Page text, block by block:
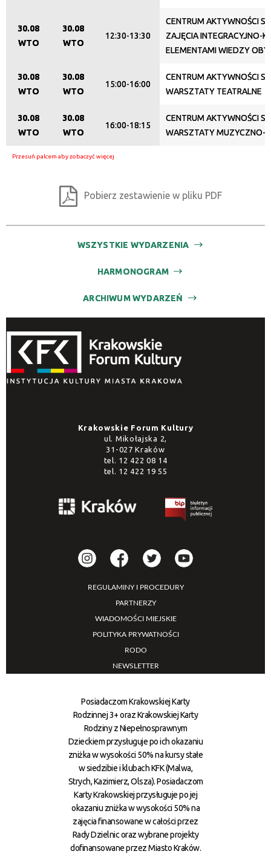
30.08
WTO
30.08
WTO
12:30-13:30
CENTRUM AKTYWNOŚCI
ZAJĘCIA INTEGRACYJNO-
ELEMENTAMI WIEDZY
30.08
WTO
30.08
WTO
15:00-16:00
CENTRUM AKTYWNOŚCI
WARSZTATY TEATRALNE
30.08
WTO
30.08
WTO
16:00-18:15
CENTRUM AKTYWNOŚCI
WARSZTATY MUZYCZNO-
Pobierz zestawienie w pliku PDF
WSZYSTKIE WYDARZENIA
HARMONOGRAM
ARCHIWUM WYDARZEŃ
Krakowskie Forum Kultury
ul. Mikołajska 2,
31-027 Kraków
tel. 12 422 08 14
tel. 12 422 19 55
REGULAMINY I PROCEDURY
PARTNERZY
WIADOMOŚCI MIEJSKIE
POLITYKA PRYWATNOŚCI
RODO
NEWSLETTER
Posiadaczom Krakowskiej Karty
Rodzinnej 3+ oraz Krakowskiej Karty
Rodziny z Niepełnosprawnym
Dzieckiem przysługuje po ich okazaniu
zniżka w wysokości 50% na kursy stałe
w siedzibie i klubach KFK (Malwa,
Strych, Kazimierz, Olsza). Posiadaczom
Karty Krakowskiej przysługuje po jej
okazaniu zniżka w wysokości 50% na
zajęcia finansowane w całości przez
Rady Dzielnic oraz wybrane projekty
dofinansowane przez Miasto Kraków.